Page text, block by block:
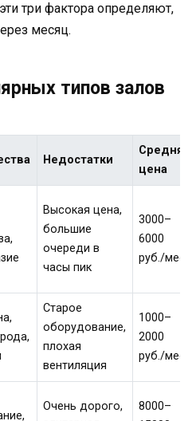
три фактора определяют,
месяц.
типов залов
Недостатки
Средняя
цена
Высокая цена,
большие
очереди в
часы пик
3000–
6000
руб./мес.
Старое
оборудование,
плохая
вентиляция
1000–
2000
руб./мес.
Очень дорого,
8000–